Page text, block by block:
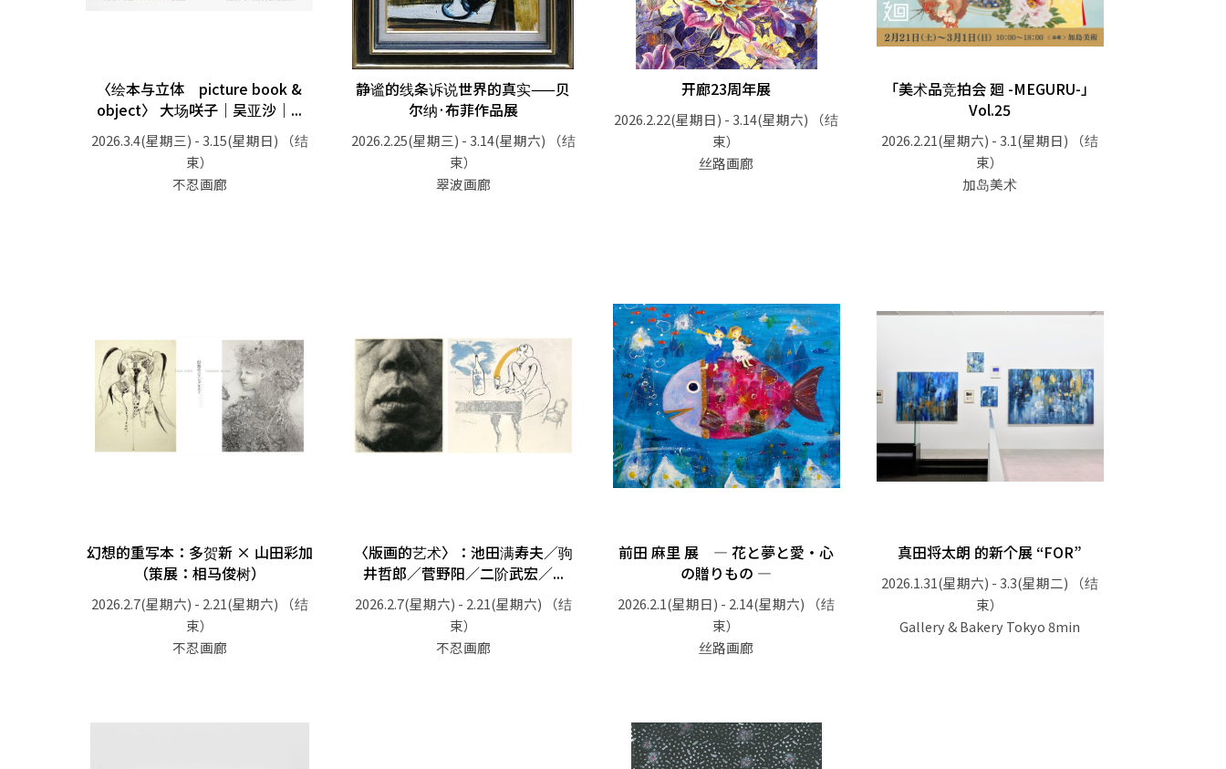
〈绘本与立体 picture book &
object〉 大场咲子｜吴亚沙｜...
2026.3.4(星期三) - 3.15(星期日) （结
束）
不忍画廊
静谧的线条诉说世界的真实——贝
尔纳·布菲作品展
2026.2.25(星期三) - 3.14(星期六) （结
束）
翠波画廊
开廊23周年展
2026.2.22(星期日) - 3.14(星期六) （结
束）
丝路画廊
「美术品竞拍会 廻 -MEGURU-」
Vol.25
2026.2.21(星期六) - 3.1(星期日) （结
束）
加岛美术
幻想的重写本：多贺新 × 山田彩加
（策展：相马俊树）
2026.2.7(星期六) - 2.21(星期六) （结
束）
不忍画廊
〈版画的艺术〉：池田满寿夫／驹
井哲郎／菅野阳／二阶武宏／...
2026.2.7(星期六) - 2.21(星期六) （结
束）
不忍画廊
前田 麻里 展 ― 花と夢と愛・心
の贈りもの ―
2026.2.1(星期日) - 2.14(星期六) （结
束）
丝路画廊
真田将太朗 的新个展 “FOR”
2026.1.31(星期六) - 3.3(星期二) （结
束）
Gallery & Bakery Tokyo 8min